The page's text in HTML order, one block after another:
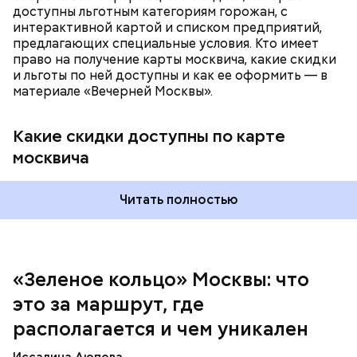
доступны льготным категориям горожан, с
интерактивной картой и списком предприятий,
предлагающих специальные условия. Кто имеет
право на получение карты москвича, какие скидки
и льготы по ней доступны и как ее оформить — в
материале «Вечерней Москвы».
Какие скидки доступны по карте
москвича
Читать полностью
«Зеленое кольцо» Москвы: что
это за маршрут, где
располагается и чем уникален
— На сегодняшний день уже готово более 50
Тимирязевского парка до Лосиного Острова за
счет проложения велополос на улицах между
Безусловно, самым известным местом из романа
являются Патриаршие пруды — именно там
начинается действие произведения. Здесь поэт
Иван Бездомный и литератор Михаил Берлиоз
встретились с Воландом и его свитой. Неподалеку
Подвал Мастера